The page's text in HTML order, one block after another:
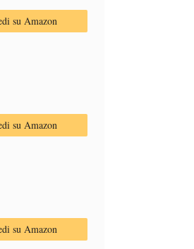
su Amazon
su Amazon
su Amazon